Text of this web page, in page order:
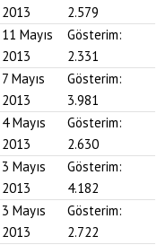
2013
2.579
11 Mayıs
2013
Gösterim:
2.331
7 Mayıs
2013
Gösterim:
3.981
4 Mayıs
2013
Gösterim:
2.630
3 Mayıs
2013
Gösterim:
4.182
3 Mayıs
2013
Gösterim:
2.722